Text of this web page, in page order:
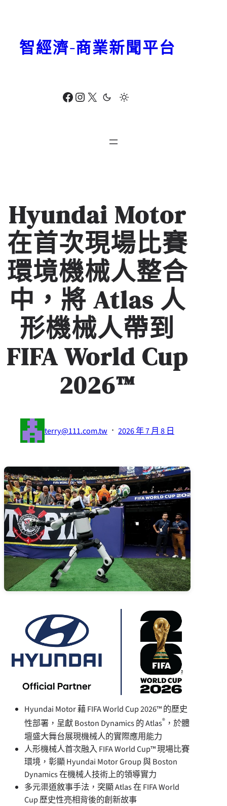
Facebook Instagram X
智經濟-商業新聞平台
Hyundai Motor
在首次現場比賽
環境機械人整合
中，將 Atlas 人
形機械人帶到
FIFA World Cup
2026™
terry@111.com.tw · 2026 年 7 月 8 日
Hyundai Motor 藉 FIFA World Cup 2026™ 的歷史
性部署，呈獻 Boston Dynamics 的 Atlas® ，於體
壇盛大舞台展現機械人的實際應用能力
人形機械人首次融入 FIFA World Cup™ 現場比賽
環境，彰顯 Hyundai Motor Group 與 Boston
Dynamics 在機械人技術上的領導實力
多元渠道敘事手法，突顯 Atlas 在 FIFA World
Cup 歷史性亮相背後的創新故事